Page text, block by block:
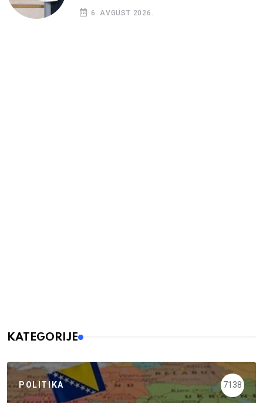
6. AVGUST 2026.
KATEGORIJE
POLITIKA 7138